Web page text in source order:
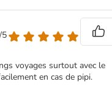
5
voyages surtout avec le
en cas de pipi.